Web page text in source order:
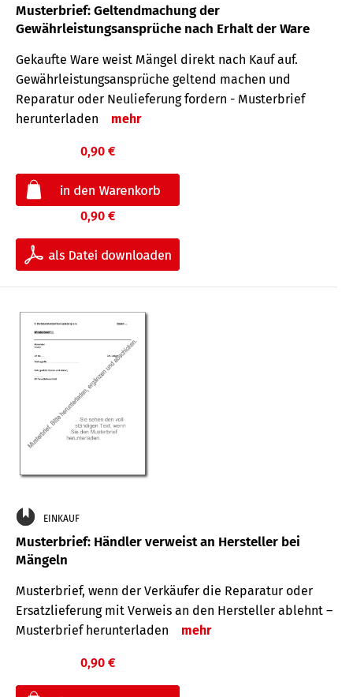
Musterbrief: Geltendmachung der
Gewährleistungsansprüche nach Erhalt der Ware
Gekaufte Ware weist Mängel direkt nach Kauf auf.
Gewährleistungsansprüche geltend machen und
Reparatur oder Neulieferung fordern - Musterbrief
herunterladen
mehr
0,90 €
0,90 €
EINKAUF
Musterbrief: Händler verweist an Hersteller bei
Mängeln
Musterbrief, wenn der Verkäufer die Reparatur oder
Ersatzlieferung mit Verweis an den Hersteller ablehnt –
Musterbrief herunterladen
mehr
0,90 €